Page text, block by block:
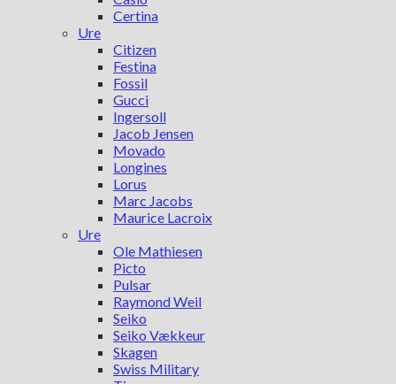
Certina
Ure
Citizen
Festina
Fossil
Gucci
Ingersoll
Jacob Jensen
Movado
Longines
Lorus
Marc Jacobs
Maurice Lacroix
Ure
Ole Mathiesen
Picto
Pulsar
Raymond Weil
Seiko
Seiko Vækkeur
Skagen
Swiss Military